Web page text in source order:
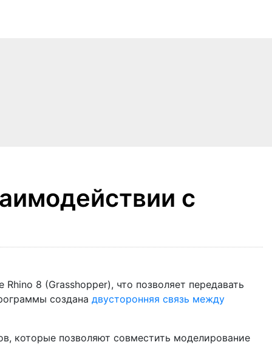
с
8 (Grasshopper), что позволяет передавать
создана двусторонняя связь между
которые позволяют совместить моделирование